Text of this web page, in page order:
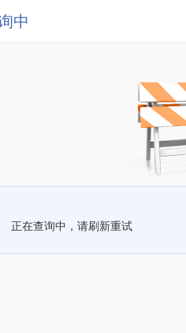
中
正在查询中，请刷新重试